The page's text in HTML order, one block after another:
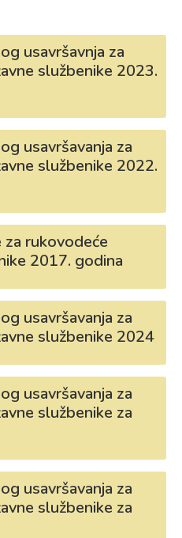
usavršavnja za
službenike 2023.
usavršavanja za
službenike 2022.
rukovodeće
2017. godina
usavršavanja za
službenike 2024
usavršavanja za
službenike za
usavršavanja za
službenike za